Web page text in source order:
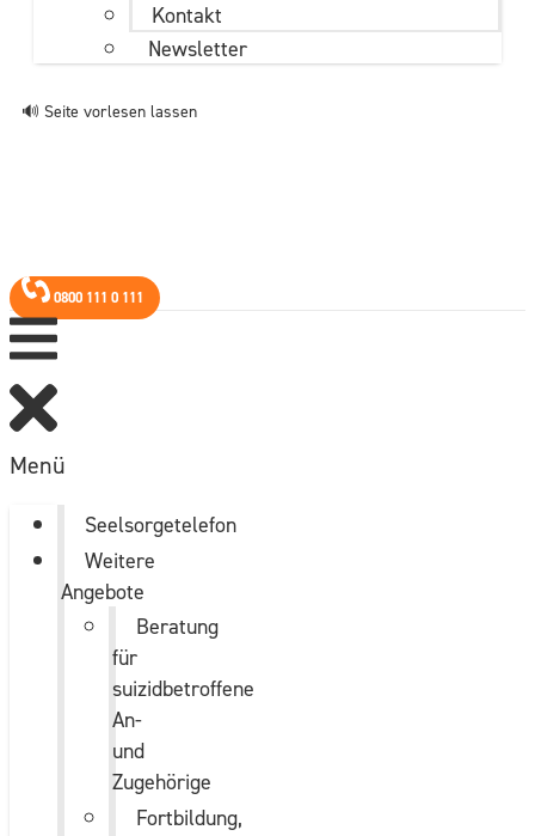
Kontakt
Newsletter
🔊 Seite vorlesen lassen
0800 111 0 111
Menü
Seelsorgetelefon
Weitere
Angebote
Beratung
für
suizidbetroffene
An-
und
Zugehörige
Fortbildung,